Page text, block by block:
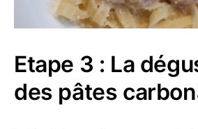
Etape 3 : La
des pâtes